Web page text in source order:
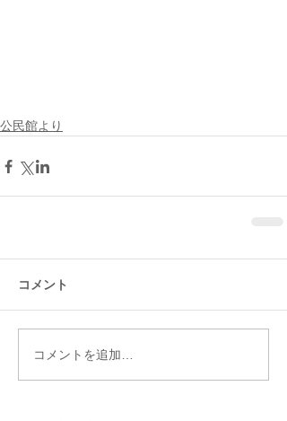
公民館より
コメント
コメントを追加…